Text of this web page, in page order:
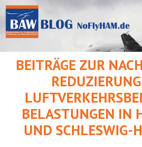
Springe
zum
Inhalt
BEITRÄGE ZUR
BELASTUNGEN IN
UND SCHLESWIG-